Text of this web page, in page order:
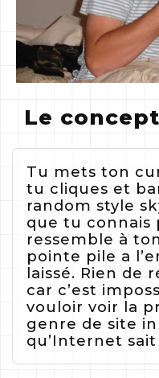
Le
Tu mets ton
tu cliques et
random style
que tu connais
ressemble à
pointe pile a
laissé. Rien de
car c’est
vouloir voir la
genre de site
qu’Internet